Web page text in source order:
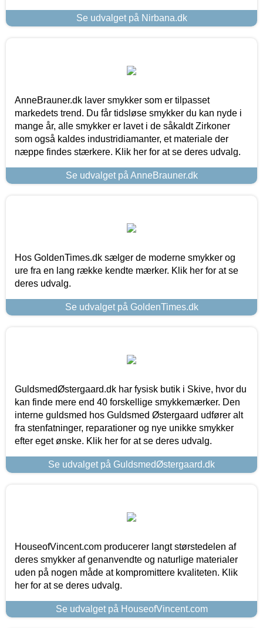
Se udvalget på Nirbana.dk
AnneBrauner.dk laver smykker som er tilpasset
markedets trend. Du får tidsløse smykker du kan nyde i
mange år, alle smykker er lavet i de såkaldt Zirkoner
som også kaldes industridiamanter, et materiale der
næppe findes stærkere. Klik her for at se deres udvalg.
Se udvalget på AnneBrauner.dk
Hos GoldenTimes.dk sælger de moderne smykker og
ure fra en lang række kendte mærker. Klik her for at se
deres udvalg.
Se udvalget på GoldenTimes.dk
GuldsmedØstergaard.dk har fysisk butik i Skive, hvor du
kan finde mere end 40 forskellige smykkemærker. Den
interne guldsmed hos Guldsmed Østergaard udfører alt
fra stenfatninger, reparationer og nye unikke smykker
efter eget ønske. Klik her for at se deres udvalg.
Se udvalget på GuldsmedØstergaard.dk
HouseofVincent.com producerer langt størstedelen af
deres smykker af genanvendte og naturlige materialer
uden på nogen måde at kompromittere kvaliteten. Klik
her for at se deres udvalg.
Se udvalget på HouseofVincent.com